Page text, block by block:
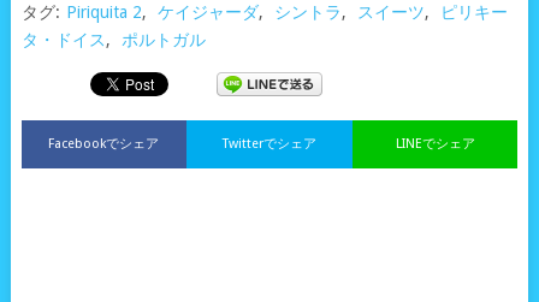
タグ: Piriquita 2, ケイジャーダ, シントラ, スイーツ,
ピリキー
タ・ドイス, ポルトガル
Facebookでシェア LINEでシェア
Twitterでシェア